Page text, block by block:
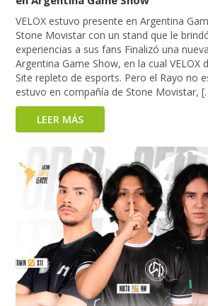
VELOX estuvo presente en Argentina
Stone Movistar con un stand que le
experiencias a sus fans Finalizó una
Argentina Game Show, en la cual VELOX
Site repleto de esports. Pero el Rayo no
estuvo en compañía de Stone Movistar,
LEER MÁS